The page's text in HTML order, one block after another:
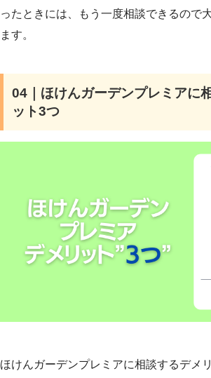
ったときには、もう一度相談できるので
ます。
04｜ほけんガーデンプレミアに
ット3つ
ほけんガーデンプレミアに相談するデメ